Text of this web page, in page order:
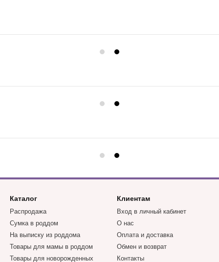
Каталог
Распродажа
Сумка в роддом
На выписку из роддома
Товары для мамы в роддом
Товары для новорожденных
Клиентам
Вход в личный кабинет
О нас
Оплата и доставка
Обмен и возврат
Контакты